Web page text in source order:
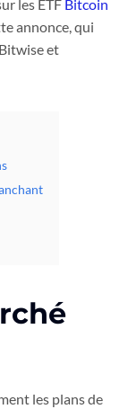
les ETF Bitcoin
annonce, qui
et
les plans de